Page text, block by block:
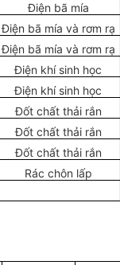
Điện bã mía
Điện bã mía và rơm rạ
Điện bã mía và rơm rạ
Điện khí sinh học
Điện khí sinh học
Đốt chất thải rắn
Đốt chất thải rắn
Đốt chất thải rắn
Rác chôn lấp